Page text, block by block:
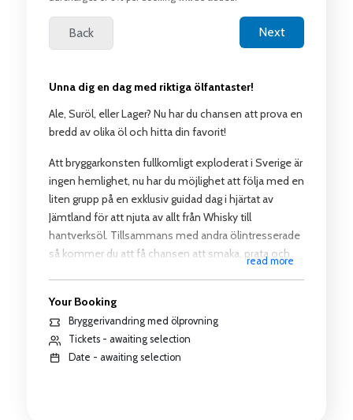
Unna dig en dag med riktiga ölfantaster!
Ale, Suröl, eller Lager? Nu har du chansen att prova en
bredd av olika öl och hitta din favorit!
Att bryggarkonsten fullkomligt exploderat i Sverige är
ingen hemlighet, nu har du möjlighet att följa med en
liten grupp på en exklusiv guidad dag i hjärtat av
Jämtland för att njuta av allt från Whisky till
hantverksöl. Tillsammans med andra ölintresserade
så kommer du att få chansen att smaka, prata och
hitta din nya favoritöl och få personliga relationer till
bryggarna.
read more
Your Booking
Bryggerivandring med ölprovning
Tickets - awaiting selection
Date - awaiting selection